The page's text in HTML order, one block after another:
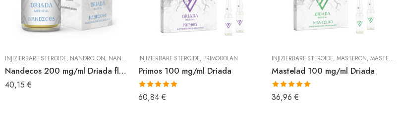
INJIZIERBARE STEROIDE, NANDROLON, NANDROLON DECANOAT
Nandecos 200 mg/ml Driada fläschchen
40,15 €
INJIZIERBARE STEROIDE, PRIMOBOLAN
Primos 100 mg/ml Driada
Bewertet mit
5.00von 5
60,84 €
INJIZIERBARE STEROIDE, MASTERON, MASTERON PROPIONAT
Mastelad 100 mg/ml Driada
Bewertet mit
5.00von 5
36,96 €